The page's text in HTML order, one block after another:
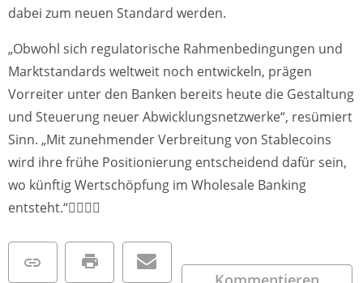
dabei zum neuen Standard werden.
„Obwohl sich regulatorische Rahmenbedingungen und
Marktstandards weltweit noch entwickeln, prägen
Vorreiter unter den Banken bereits heute die Gestaltung
und Steuerung neuer Abwicklungsnetzwerke“, resümiert
Sinn. „Mit zunehmender Verbreitung von Stablecoins
wird ihre frühe Positionierung entscheidend dafür sein,
wo künftig Wertschöpfung im Wholesale Banking
entsteht.“